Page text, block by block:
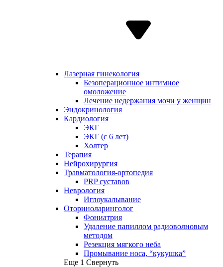
Лазерная гинекология
Безоперационное интимное
омоложение
Лечение недержания мочи у женщин
Эндокринология
Кардиология
ЭКГ
ЭКГ (с 6 лет)
Холтер
Терапия
Нейрохирургия
Травматология-ортопедия
PRP суставов
Неврология
Иглоукалывание
Оториноларинголог
Фониатрия
Удаление папиллом радиоволновым
методом
Резекция мягкого неба
Промывание носа, “кукушка”
Еще 1 Свернуть